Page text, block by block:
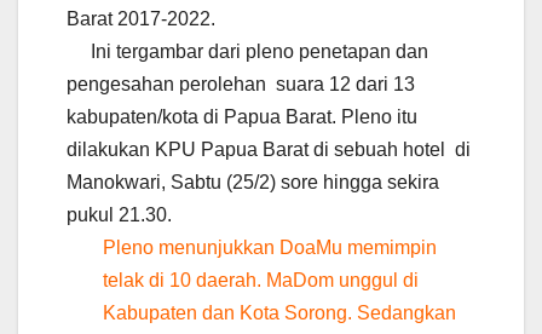
Barat 2017-2022.
Ini tergambar dari pleno penetapan dan
pengesahan perolehan suara 12 dari 13
kabupaten/kota di Papua Barat. Pleno itu
dilakukan KPU Papua Barat di sebuah hotel di
Manokwari, Sabtu (25/2) sore hingga sekira
pukul 21.30.
Pleno menunjukkan DoaMu memimpin
telak di 10 daerah. MaDom unggul di
Kabupaten dan Kota Sorong. Sedangkan